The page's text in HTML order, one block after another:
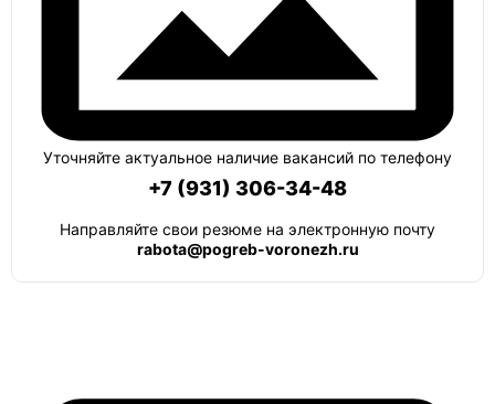
Уточняйте актуальное наличие вакансий по телефону
+7 (931) 306-34-48
Направляйте свои резюме на электронную почту
rabota@pogreb-voronezh.ru